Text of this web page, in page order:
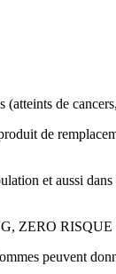
de
de
et aussi
ZERO RISQUE
peuvent